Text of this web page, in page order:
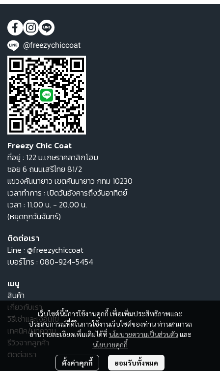
เว็บไซต์นี้มีการใช้งานคุกกี้ เพื่อเพิ่มประสิทธิภาพและ
ประสบการณ์ที่ดีในการใช้งานเว็บไซต์ของท่าน ท่านสามารถ
อ่านรายละเอียดเพิ่มเติมได้ที่ นโยบายความเป็นส่วนตัว และ
นโยบายคุกกี้
ตั้งค่าคุกกี้ ยอมรับทั้งหมด
@freezychiccoat
Freezy Chic Coat
ที่อยู่ : 122 ม.เกษราคลาสิกโฮม
ซอย 6 ถนนเสรีไทย 81/2
แขวงคันนายาว เขตคันนายาว กทม 10230
เวลาทำการ : เปิดวันอังคารถึงวันอาทิตย์
เวลา : 11.00 น. - 20.00 น.
(หยุดทุกวันจันทร์)
ติดต่อเรา
Line : @freezychiccoat
เบอร์โทร : 080-924-5454
เมนู
สินค้า
เกี่ยวกับเรา
วิธีเช่าและเงื่อนไข
เทคนิค/บทความ
รีวิวจากลูกค้า
ติดต่อเรา